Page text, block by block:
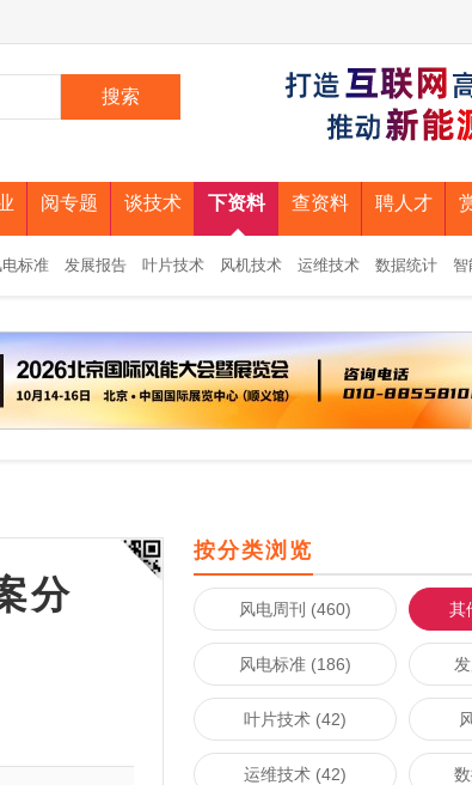
搜索
阅专题 谈技术 下资料 查资料 聘人才
电标准 发展报告 叶片技术 风机技术 运维技术 数据统计 智
分
按分类浏览
风电周刊 (460) 其
风电标准 (186)
叶片技术 (42)
运维技术 (42)